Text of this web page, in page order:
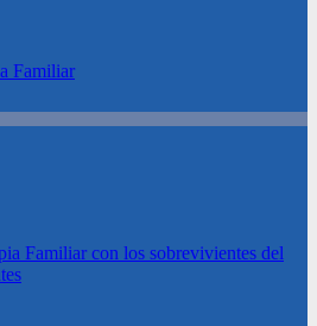
Familiar
Familiar con los sobrevivientes del